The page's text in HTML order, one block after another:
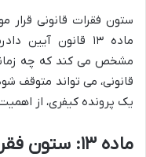
ستون فقرات قانونی قرار
ماده ۱۳ قانون
مشخص می کند که چه
قانونی، می تواند متوقف
یک پرونده کیفری، از
ماده ۱۳: ستون فقرات قانونی